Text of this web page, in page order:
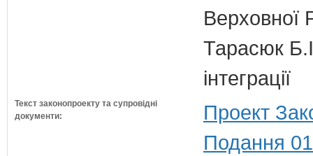
Верховної
Тарасюк
інтеграції
Текст законопроекту та супровідні
документи:
Проект
Подання